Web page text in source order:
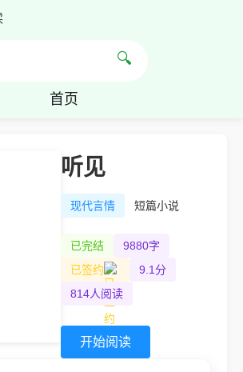
首页
🔍
听见
现代言情 短篇小说
已完结
9880字
已签约
9.1分
814人阅读
开始阅读